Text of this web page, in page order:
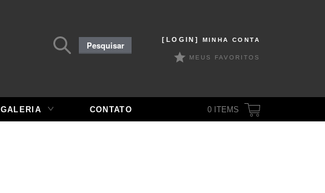
[LOGIN] MINHA CONTA
MEUS FAVORITOS
Pesquisar
por:Pesquisar
GALERIA CONTATO 0 ITEMS